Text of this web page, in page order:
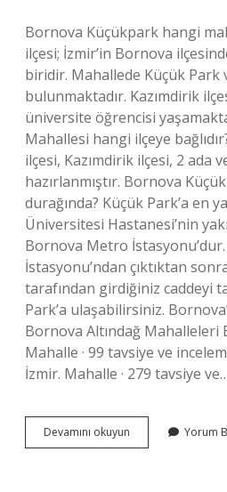
Bornova Küçükpark hangi
ilçesi; İzmir’in Bornova
biridir. Mahallede Küçük Park
bulunmaktadır. Kazımdirik
üniversite öğrencisi
Mahallesi hangi ilçeye
ilçesi, Kazımdirik ilçesi, 2 ada
hazırlanmıştır. Bornova
durağında? Küçük Park’a en
Üniversitesi Hastanesi’nin
Bornova Metro
İstasyonu’ndan çıktıktan
tarafından girdiğiniz caddeyi
Park’a ulaşabilirsiniz.
Bornova Altındağ Mahalleleri
Mahalle · 99 tavsiye ve
İzmir. Mahalle · 279 tavsiye
Devamını okuyun
Bornova
Yorum